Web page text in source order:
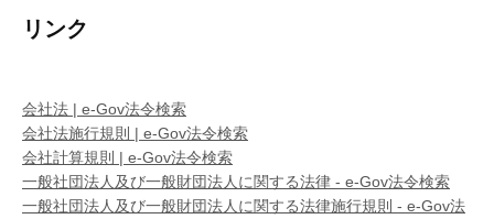
リンク
会社法 | e-Gov法令検索
会社法施行規則 | e-Gov法令検索
会社計算規則 | e-Gov法令検索
一般社団法人及び一般財団法人に関する法律 - e-Gov法令検索
一般社団法人及び一般財団法人に関する法律施行規則 - e-Gov法